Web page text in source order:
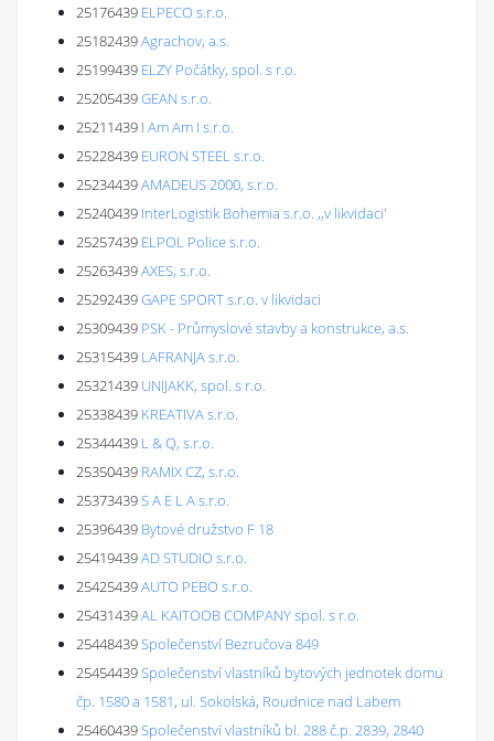
25176439 ELPECO s.r.o.
25182439Agrachov, a.s.
25199439 ELZY Počátky, spol. s r.o.
25205439GEAN s.r.o.
25211439 I Am Am I s.r.o.
25228439 EURON STEEL s.r.o.
25234439AMADEUS 2000, s.r.o.
25240439 InterLogistik Bohemia s.r.o. ,,v likvidaci'
25257439 ELPOL Police s.r.o.
25263439AXES, s.r.o.
25292439GAPE SPORT s.r.o. v likvidaci
25309439 PSK - Průmyslové stavby a konstrukce, a.s.
25315439 LAFRANJA s.r.o.
25321439 UNIJAKK, spol. s r.o.
25338439 KREATIVA s.r.o.
25344439 L & Q, s.r.o.
25350439 RAMIX CZ, s.r.o.
25373439S A E L A s.r.o.
25396439 Bytové družstvo F 18
25419439AD STUDIO s.r.o.
25425439AUTO PEBO s.r.o.
25431439AL KAITOOB COMPANY spol. s r.o.
25448439Společenství Bezručova 849
25454439Společenství vlastníků bytových jednotek domu
čp. 1580 a 1581, ul. Sokolská, Roudnice nad Labem
25460439Společenství vlastníků bl. 288 č.p. 2839, 2840